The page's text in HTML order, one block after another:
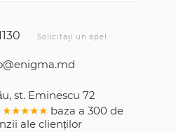
Solicitați un apel
st. Eminescu 72
★★★★★ baza a 300 de
ale clienților